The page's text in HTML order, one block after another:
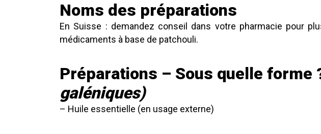
Noms des préparations
En Suisse : demandez conseil dans votre pharmacie pour
médicaments à base de patchouli.
Préparations – Sous quelle forme
galéniques)
– Huile essentielle (en usage externe)